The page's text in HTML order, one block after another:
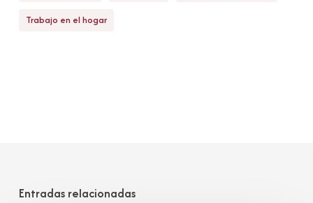
Trabajo en el hogar
Entradas relacionadas